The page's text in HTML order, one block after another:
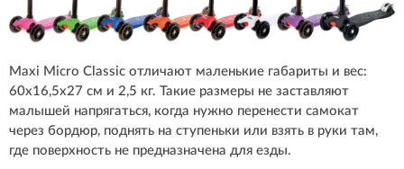
Maxi Micro Classic отличают маленькие габариты и вес:
60x16,5x27 см и 2,5 кг. Такие размеры не заставляют
малышей напрягаться, когда нужно перенести самокат
через бордюр, поднять на ступеньки или взять в руки там,
где поверхность не предназначена для езды.